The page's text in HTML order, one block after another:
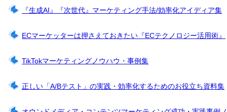
『生成AI』『次世代』マーケティング手法/効率化アイディア集
ECマーケッターは押さえておきたい『ECテクノロジー活用術』
TikTokマーケティングノウハウ・事例集
正しい「A/Bテスト」の実践・効率化するためのお役立ち資料集